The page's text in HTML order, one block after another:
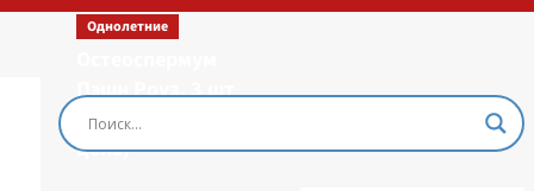
Однолетние
Пэшн Роуз, 3 шт
семян (Лучшая
цена)